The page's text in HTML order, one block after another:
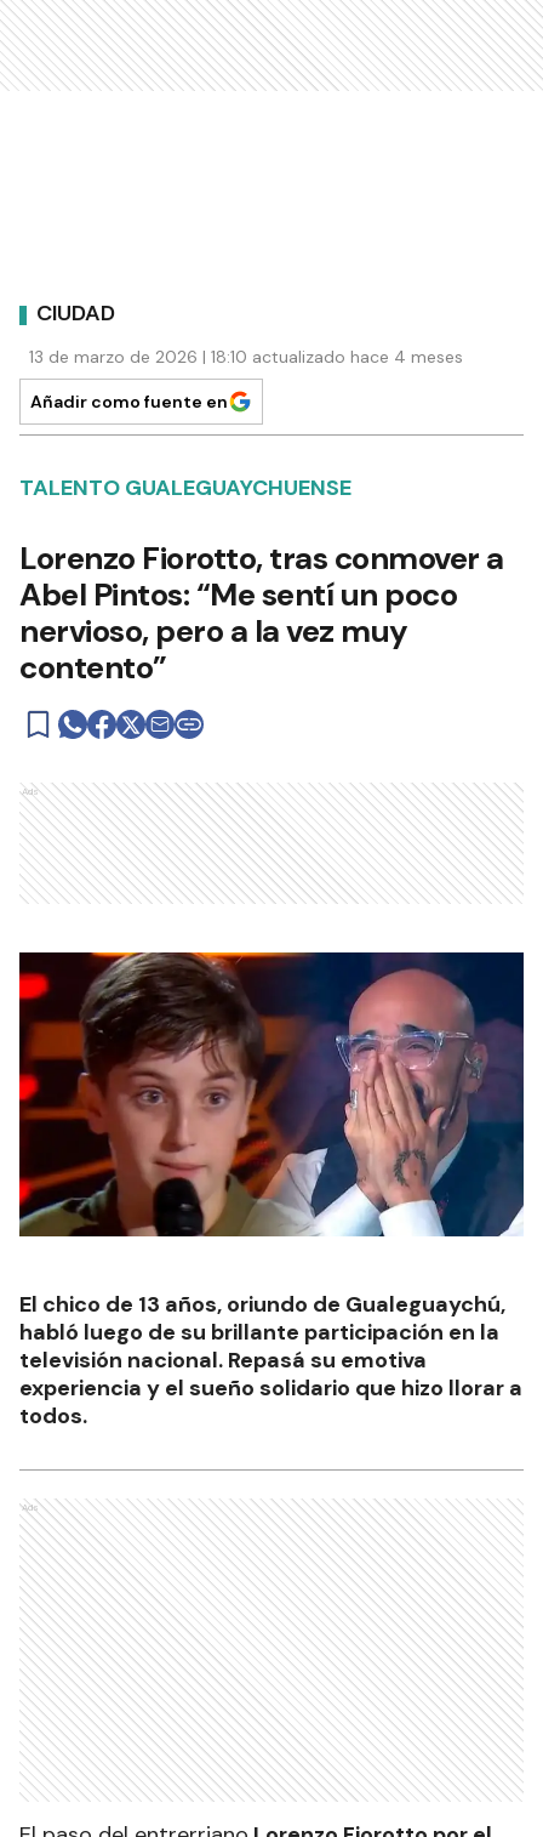
CIUDAD
13 de marzo de 2026 | 18:10 actualizado hace 4 meses
Añadir como fuente en
TALENTO GUALEGUAYCHUENSE
Lorenzo Fiorotto, tras conmover a
Abel Pintos: “Me sentí un poco
nervioso, pero a la vez muy
contento”
Ads
El chico de 13 años, oriundo de Gualeguaychú,
habló luego de su brillante participación en la
televisión nacional. Repasá su emotiva
experiencia y el sueño solidario que hizo llorar a
todos.
Ads